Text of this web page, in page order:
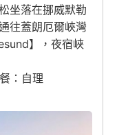
坐落在挪威默勒
往蓋朗厄爾峽灣
】，夜宿峽
：自理